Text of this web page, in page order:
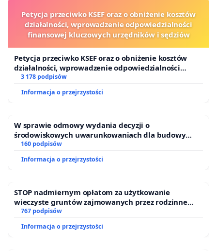
Petycja przeciwko KSEF oraz o obniżenie kosztów
działalności, wprowadzenie odpowiedzialności
finansowej kluczowych urzędników i sędziów
Petycja przeciwko KSEF oraz o obniżenie kosztów
działalności, wprowadzenie odpowiedzialności
finansowej kluczowych urzędników i sędziów
3 178 podpisów
Informacja o przejrzystości
W sprawie odmowy wydania decyzji o
środowiskowych uwarunkowaniach dla budowy
zakładu wytwarzania biometanu „Krynki” w
Ostrowiu Południowym oraz ochrony mieszkańców i
Puszczy Knyszyńskiej
160 podpisów
Informacja o przejrzystości
STOP nadmiernym opłatom za użytkowanie
wieczyste gruntów zajmowanych przez rodzinne
ogrody działkowe.
767 podpisów
Informacja o przejrzystości